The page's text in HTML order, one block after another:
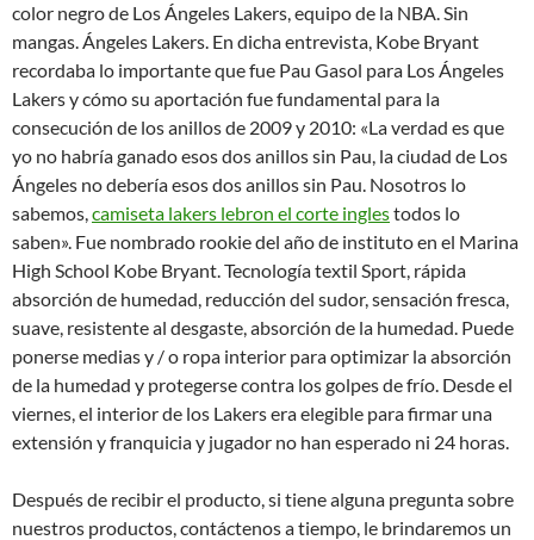
color negro de Los Ángeles Lakers, equipo de la NBA. Sin
mangas. Ángeles Lakers. En dicha entrevista, Kobe Bryant
recordaba lo importante que fue Pau Gasol para Los Ángeles
Lakers y cómo su aportación fue fundamental para la
consecución de los anillos de 2009 y 2010: «La verdad es que
yo no habría ganado esos dos anillos sin Pau, la ciudad de Los
Ángeles no debería esos dos anillos sin Pau. Nosotros lo
sabemos,camiseta lakers lebron el corte inglestodos lo
saben». Fue nombrado rookie del año de instituto en el Marina
High School Kobe Bryant. Tecnología textil Sport, rápida
absorción de humedad, reducción del sudor, sensación fresca,
suave, resistente al desgaste, absorción de la humedad. Puede
ponerse medias y / o ropa interior para optimizar la absorción
de la humedad y protegerse contra los golpes de frío. Desde el
viernes, el interior de los Lakers era elegible para firmar una
extensión y franquicia y jugador no han esperado ni 24 horas.
Después de recibir el producto, si tiene alguna pregunta sobre
nuestros productos, contáctenos a tiempo, le brindaremos un